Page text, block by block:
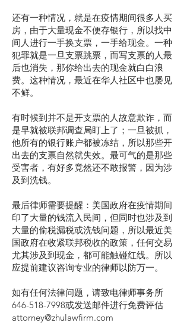
还有一种情况，就是在疫情期间很多人买
房，由于大量现金不便存银行，所以找中
间人进行一手换支票，一手给现金。一种
犯罪就是一旦支票跳票，而写支票的人最
后也消失，那你给出去的现金就白白浪
费。这种情况，最近在华人社区中也屡见
不鲜。
有时候到并不是开支票的人故意欺诈，而
是早就被联邦调查局盯上了；一旦被抓，
他所有的银行账户都被冻结，所以那些开
出去的支票自然就失效。最可气的是那些
受害者，有好多竟然还不敢报警，因为涉
及到洗钱。
最后律师需要提醒：美国政府在疫情期间
印了大量的钱流入民间，但同时也涉及到
大量的偷税漏税或洗钱问题，所以最近美
国政府在收紧联邦税收的政策，任何交易
尤其涉及到现金，都可能触碰红线。所以
应提前建议咨询专业的律师以防万一。
如有任何法律问题，请致电律师事务所
646-518-7998或发送邮件进行免费评估
attorney@zhulawfirm.com